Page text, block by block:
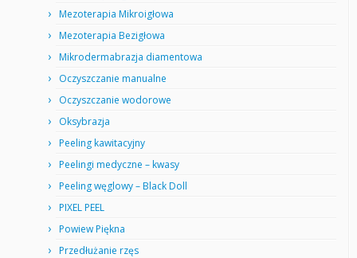
Mezoterapia Mikroigłowa
Mezoterapia Bezigłowa
Mikrodermabrazja diamentowa
Oczyszczanie manualne
Oczyszczanie wodorowe
Oksybrazja
Peeling kawitacyjny
Peelingi medyczne – kwasy
Peeling węglowy – Black Doll
PIXEL PEEL
Powiew Piękna
Przedłużanie rzęs